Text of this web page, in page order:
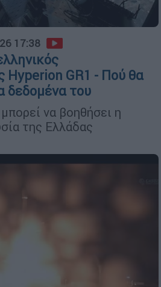
17:38
Hyperion GR1 - Πού θα
δεδομένα του
να βοηθήσει η
της Ελλάδας